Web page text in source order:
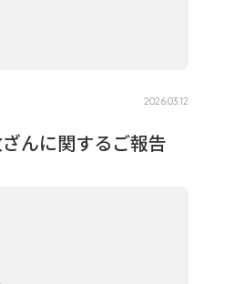
2026.03.12
んに関するご報告